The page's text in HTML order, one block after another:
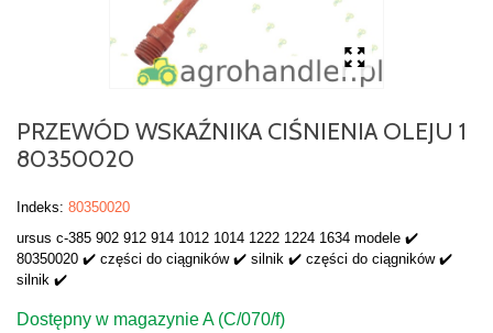
PRZEWÓD WSKAŹNIKA CIŚNIENIA OLEJU 1
80350020
Indeks: 80350020
ursus c-385 902 912 914 1012 1014 1222 1224 1634 modele ✔️
80350020 ✔️ części do ciągników ✔️ silnik ✔️ części do ciągników ✔️
silnik ✔️
Dostępny w magazynie A (C/070/f)